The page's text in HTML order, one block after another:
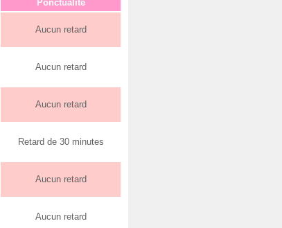
Ponctualité
Aucun retard
Aucun retard
Aucun retard
Retard de 30 minutes
Aucun retard
Aucun retard